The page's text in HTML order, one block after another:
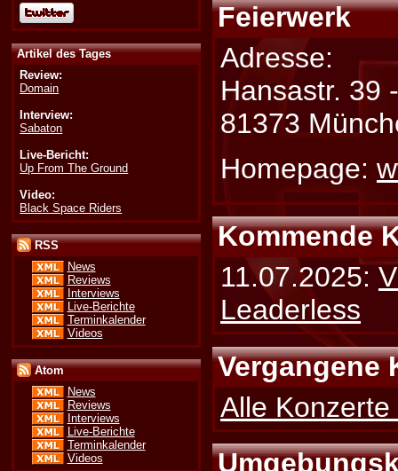
Artikel des Tages
Review:
Domain
Interview:
Sabaton
Live-Bericht:
Up From The Ground
Video:
Black Space Riders
RSS
News
Reviews
Interviews
Live-Berichte
Terminkalender
Videos
Atom
News
Reviews
Interviews
Live-Berichte
Terminkalender
Videos
Feierwerk
Adresse:
Hansastr. 39
81373
Homepage:
Kommende
11.07.2025:
Leaderless
Vergangene
Alle